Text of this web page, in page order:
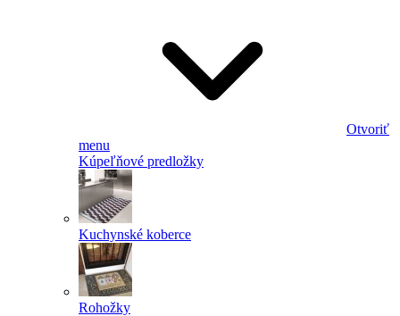
Otvoriť
menu
Kúpeľňové predložky
Kuchynské koberce
Rohožky